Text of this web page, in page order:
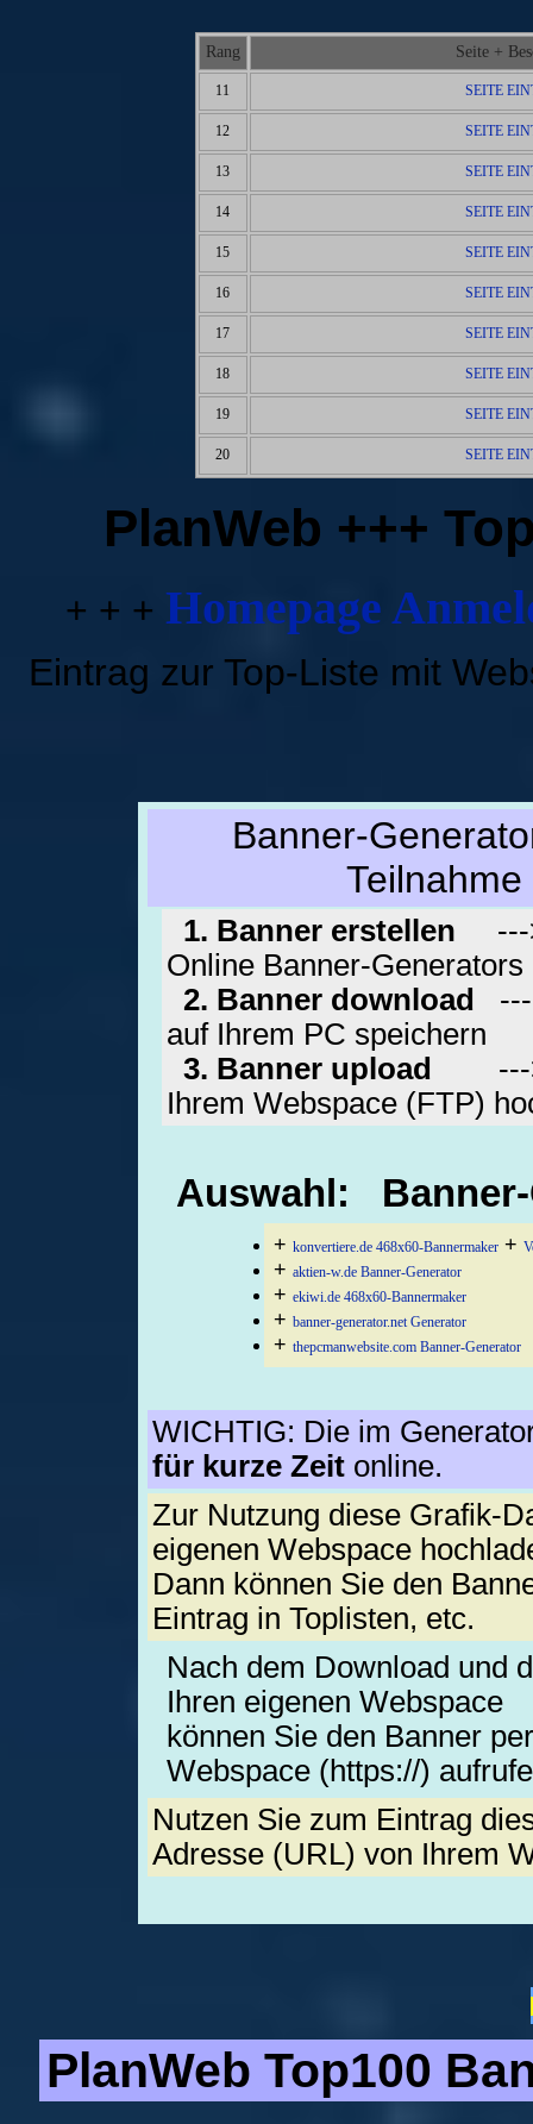
Rang Seite +
11 SEITE
12 SEITE
13 SEITE
14 SEITE
15 SEITE
16 SEITE
17 SEITE
18 SEITE
19 SEITE
20 SEITE
PlanWeb +++
+ + + Homepage
Eintrag zur Top-Liste mit
Banner-
1. Banner erstellen ---
Online Banner-Generators
2. Banner download ---
auf Ihrem PC speichern
3. Banner upload --->
Ihrem Webspace (FTP)
Auswahl: Banner-
+ konvertiere.de 468x60-Bannermaker +
+ aktien-w.de Banner-Generator
+ ekiwi.de 468x60-Bannermaker
+ banner-generator.net Generator
+ thepcmanwebsite.com Banner-Generator
WICHTIG: Die im
für kurze Zeit online.
Zur Nutzung diese Grafik-
eigenen Webspace
Dann können Sie den
Eintrag in Toplisten, etc.
Nach dem Download und
Ihren eigenen Webspace
können Sie den Banner
Webspace (https://)
Nutzen Sie zum Eintrag
Adresse (URL) von Ihrem
PlanWeb Top100